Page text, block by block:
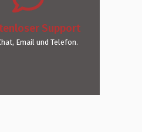
Support
Email und Telefon.